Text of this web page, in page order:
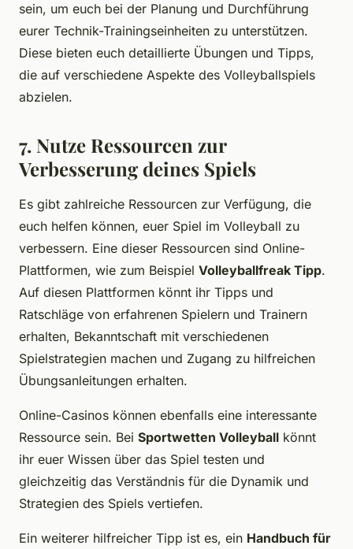
sein, um euch bei der Planung und Durchführung
eurer Technik-Trainingseinheiten zu unterstützen.
Diese bieten euch detaillierte Übungen und Tipps,
die auf verschiedene Aspekte des Volleyballspiels
abzielen.
7. Nutze Ressourcen zur
Verbesserung deines Spiels
Es gibt zahlreiche Ressourcen zur Verfügung, die
euch helfen können, euer Spiel im Volleyball zu
verbessern. Eine dieser Ressourcen sind Online-
Plattformen, wie zum Beispiel Volleyballfreak Tipp.
Auf diesen Plattformen könnt ihr Tipps und
Ratschläge von erfahrenen Spielern und Trainern
erhalten, Bekanntschaft mit verschiedenen
Spielstrategien machen und Zugang zu hilfreichen
Übungsanleitungen erhalten.
Online-Casinos können ebenfalls eine interessante
Ressource sein. Bei Sportwetten Volleyball könnt
ihr euer Wissen über das Spiel testen und
gleichzeitig das Verständnis für die Dynamik und
Strategien des Spiels vertiefen.
Ein weiterer hilfreicher Tipp ist es, ein Handbuch für